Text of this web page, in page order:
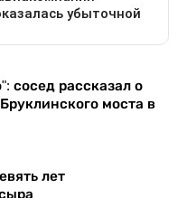
сосед рассказал о
моста в
лет